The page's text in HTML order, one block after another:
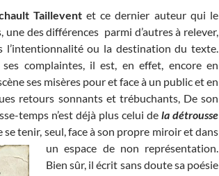
Tailleventet ce dernier auteur qui le
une des différences parmi d’autres à relever,
l’intentionnalité ou la destination du texte.
complaintes, il est, en effet, encore en
ses misères pour et face à un public et en
retours sonnants et trébuchants, De son
temps n’est déjà plus celui de la détrousse
se tenir, seul, face à son propre miroir et dans
un espace de non représentation.
Bien sûr, il écrit sans doute sa poésie